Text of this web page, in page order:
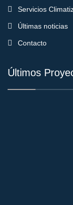
Servicios
Últimas noticias
Contacto
Últimos